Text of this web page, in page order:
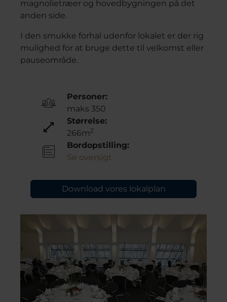
magnolietræer og hovedbygningen på det
anden side.
I den smukke forhal udenfor lokalet er der rig
mulighed for at bruge dette til velkomst eller
pauseområde.
Personer:
maks 350
Størrelse:
266m2
Bordopstilling:
Se oversigt
Download vores lokalplan